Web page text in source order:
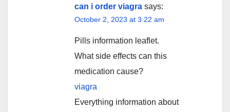
can i order viagra says:
October 2, 2023 at 3:22 am
Pills information leaflet.
What side effects can this
medication cause?
viagra
Everything information about